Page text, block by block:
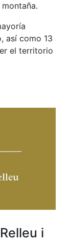
así como 13
el territorio
i